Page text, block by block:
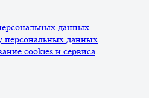
данных
персональных данных
cookies и сервиса